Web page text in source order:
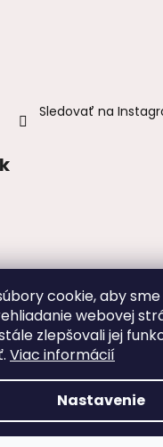
cookie, aby
webovej
zlepšovali jej
Viac informácií
Nastavenie
Sledovať na
2026:
chyby,
ako sa
Vytvoril Shoptet